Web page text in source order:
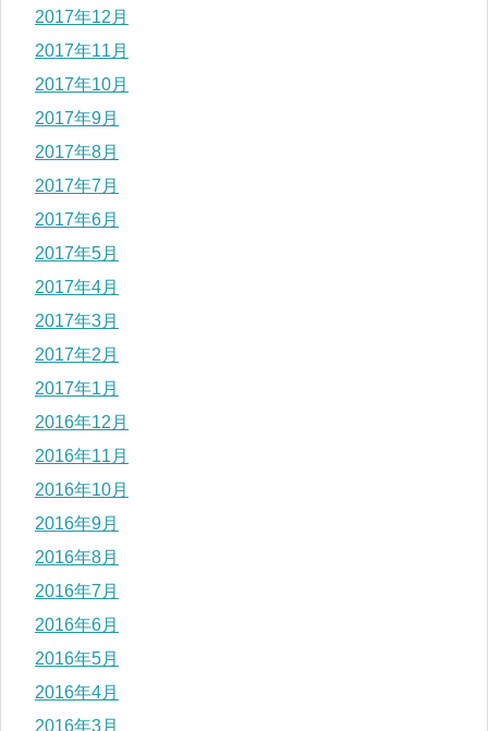
2017年12月
2017年11月
2017年10月
2017年9月
2017年8月
2017年7月
2017年6月
2017年5月
2017年4月
2017年3月
2017年2月
2017年1月
2016年12月
2016年11月
2016年10月
2016年9月
2016年8月
2016年7月
2016年6月
2016年5月
2016年4月
2016年3月